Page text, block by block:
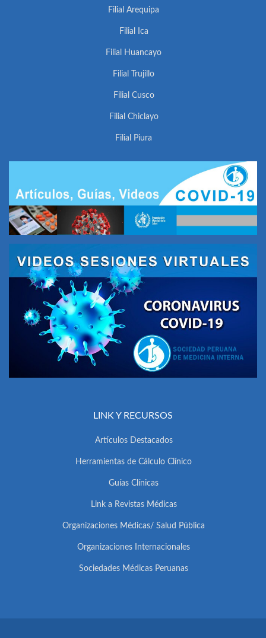
Filial Arequipa
Filial Ica
Filial Huancayo
Filial Trujillo
Filial Cusco
Filial Chiclayo
Filial Piura
LINK Y RECURSOS
Artículos Destacados
Herramientas de Cálculo Clínico
Guías Clínicas
Link a Revistas Médicas
Organizaciones Médicas/ Salud Pública
Organizaciones Internacionales
Sociedades Médicas Peruanas